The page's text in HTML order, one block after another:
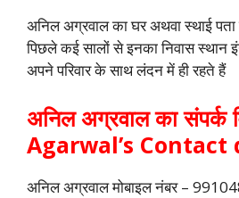
अनिल अग्रवाल का घर अथवा स्थाई पता
पिछले कई सालों से इनका निवास स्थान
अपने परिवार के साथ लंदन में ही रहते हैं
अनिल अग्रवाल का संपर्क
Agarwal’s Contact
अनिल अग्रवाल मोबाइल नंबर –